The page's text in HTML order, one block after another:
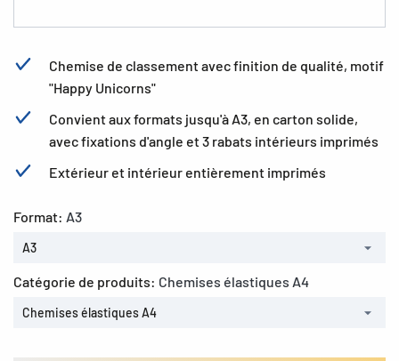
Chemise de classement avec finition de qualité, motif
"Happy Unicorns"
Convient aux formats jusqu'à A3, en carton solide,
avec fixations d'angle et 3 rabats intérieurs imprimés
Extérieur et intérieur entièrement imprimés
Format: A3
A3
Catégorie de produits: Chemises élastiques A4
Chemises élastiques A4